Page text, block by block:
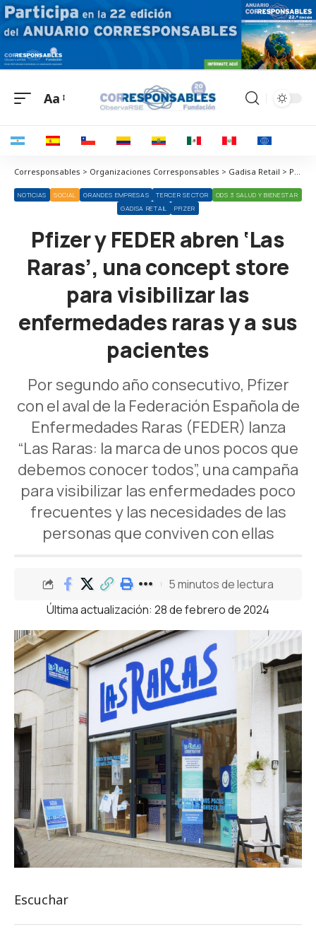
Aa
Corresponsables > Organizaciones Corresponsables > Gadisa Retail > Pfizer y FEDER abren ‘Las Raras’, una concept store para visibilizar las enfermedades raras y a sus pacientes
NOTICIAS SOCIAL GRANDES EMPRESAS TERCER SECTOR
ODS 3 SALUD Y BIENESTAR
GADISA RETAIL
PFIZER
Pfizer y FEDER abren ‘Las
Raras’, una concept store
para visibilizar las
enfermedades raras y a sus
pacientes
Por segundo año consecutivo, Pfizer
con el aval de la Federación Española de
Enfermedades Raras (FEDER) lanza
“Las Raras: la marca de unos pocos que
debemos conocer todos”, una campaña
para visibilizar las enfermedades poco
frecuentes y las necesidades de las
personas que conviven con ellas
Última actualización: 28 de febrero de 2024
5 minutos de lectura
Escuchar